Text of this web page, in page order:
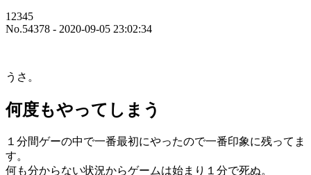
12345
No.54378 - 2020-09-05 23:02:34
うさ。
何度もやってしまう
１分間ゲーの中で一番最初にやったので一番印象に残ってま
す。
何も分からない状況からゲームは始まり１分で死ぬ。